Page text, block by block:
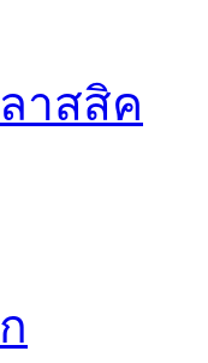
าสสิค